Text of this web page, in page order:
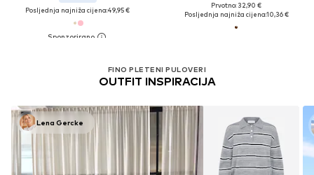
Posljednja najniža cijena:49,95 €
Prvotno: 32,90 €
Posljednja najniža cijena:10,36 €
FINO PLETENI PULOVERI
OUTFIT INSPIRACIJA
Lena Gercke